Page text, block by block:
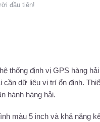
đầu tiên!
thống định vị GPS hàng
cần dữ liệu vị trí ổn định.
hành hàng hải.
màu 5 inch và khả năng